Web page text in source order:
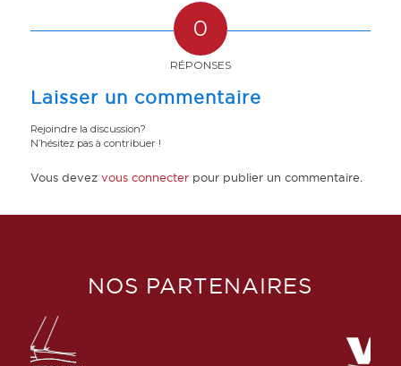
0
RÉPONSES
Laisser un commentaire
Rejoindre la discussion?
N’hésitez pas à contribuer !
Vous devez vous connecterpour publier un commentaire.
NOS PARTENAIRES